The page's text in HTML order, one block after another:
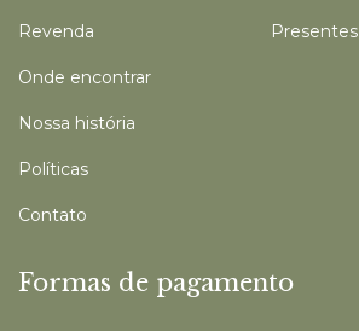
Revenda
Onde encontrar
Nossa história
Políticas
Contato
Presentes
Formas de pagamento